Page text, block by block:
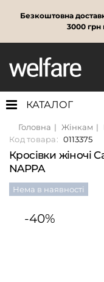
Безкоштовна
3000 грн
КАТАЛОГ
Головна Жінкам
Код товара: 0113375
Кросівки жіночі
NAPPA
Нема в наявності
-40%